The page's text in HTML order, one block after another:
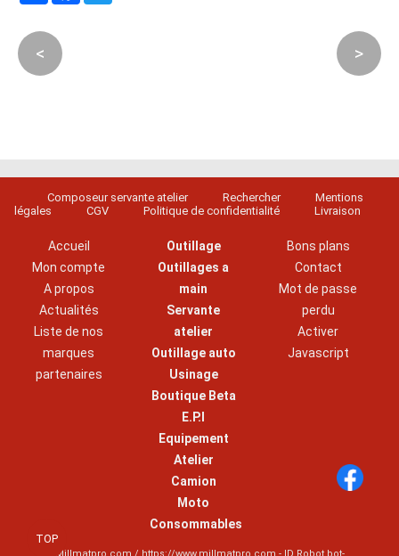
< >
Composeur servante atelier Rechercher
Mentions
légales
CGV Politique de confidentialité Livraison
Accueil
Mon compte
A propos
Actualités
Liste de nos
marques
partenaires
Outillage
Outillages a
main
Servante
atelier
Outillage auto
Usinage
Boutique Beta
E.P.I
Equipement
Atelier
Camion
Moto
Consommables
Bons plans
Contact
Mot de passe
perdu
Activer
Javascript
TOP